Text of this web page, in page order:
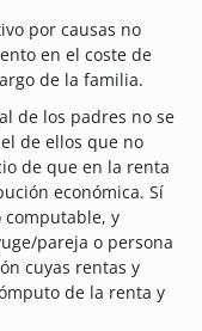
por causas no
en el coste de
de la familia.
de los padres no se
de ellos que no
de que en la renta
económica. Sí
y
pareja o persona
cuyas rentas y
de la renta y